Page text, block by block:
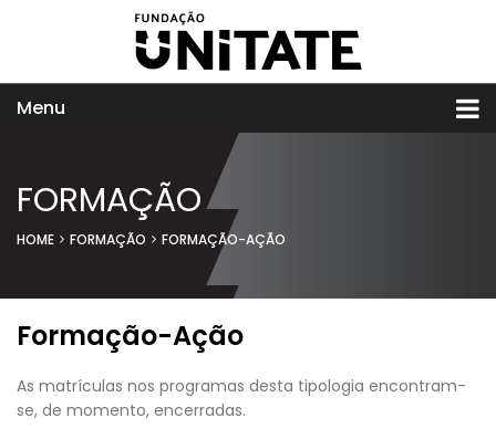
Menu
FORMAÇÃO
HOME FORMAÇÃO FORMAÇÃO-AÇÃO
Formação-Ação
As matrículas nos programas desta tipologia encontram-
se, de momento, encerradas.